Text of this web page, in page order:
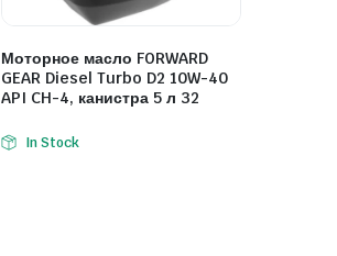
Моторное масло FORWARD
GEAR Diesel Turbo D2 10W-40
API CH-4, канистра 5 л 32
In Stock